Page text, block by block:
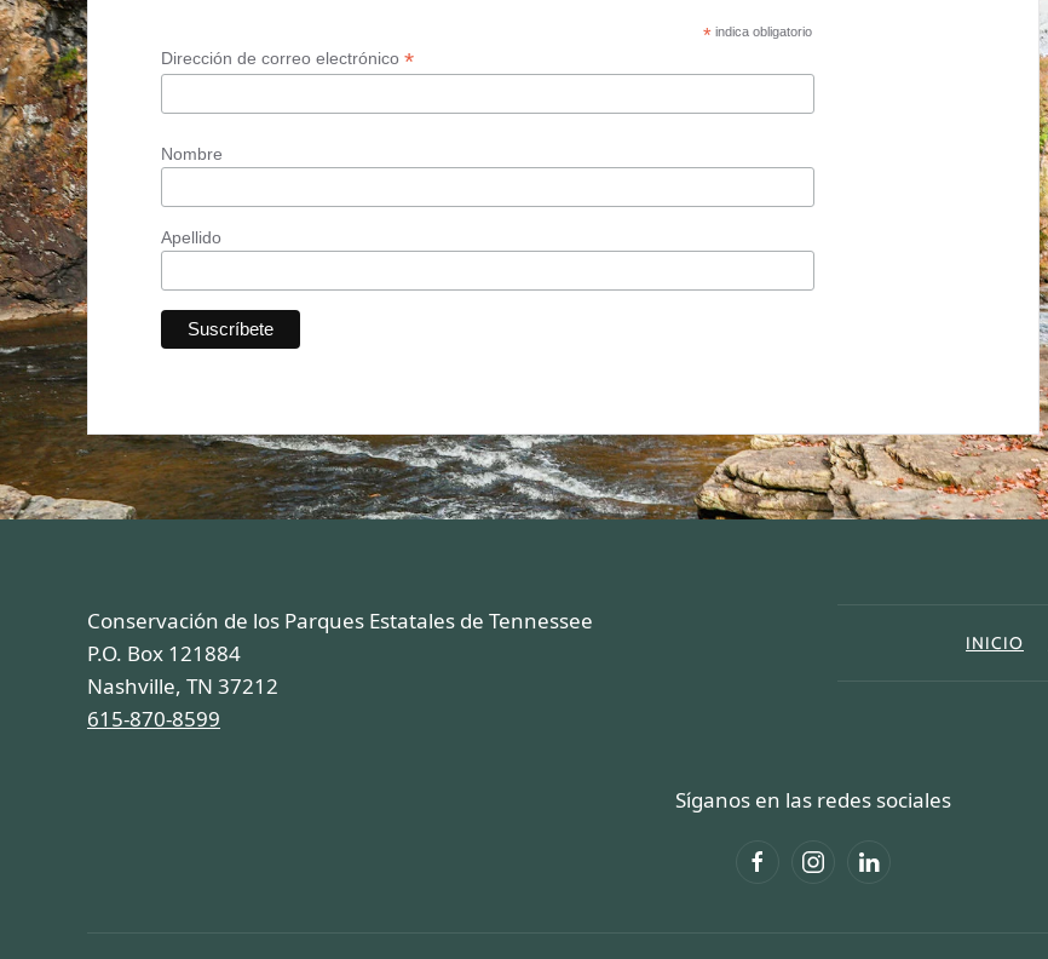
*indica obligatorio
Dirección de correo electrónico *
Nombre
Apellido
Conservación de los Parques Estatales de Tennessee
P.O. Box 121884
Nashville, TN 37212
615-870-8599
INICIO
Síganos en las redes sociales